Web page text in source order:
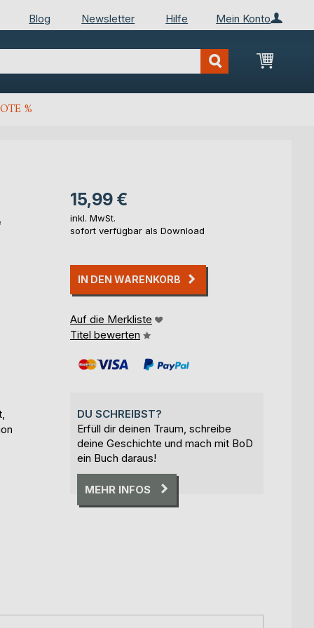
Mein Konto
Blog Newsletter Hilfe
Mein
%
15,99 €
inkl. MwSt.
sofort verfügbar als Download
IN DEN WARENKORB
Auf die Merkliste
Titel bewerten
DU SCHREIBST?
Erfüll dir deinen Traum, schreibe
deine Geschichte und mach mit BoD
ein Buch daraus!
MEHR INFOS